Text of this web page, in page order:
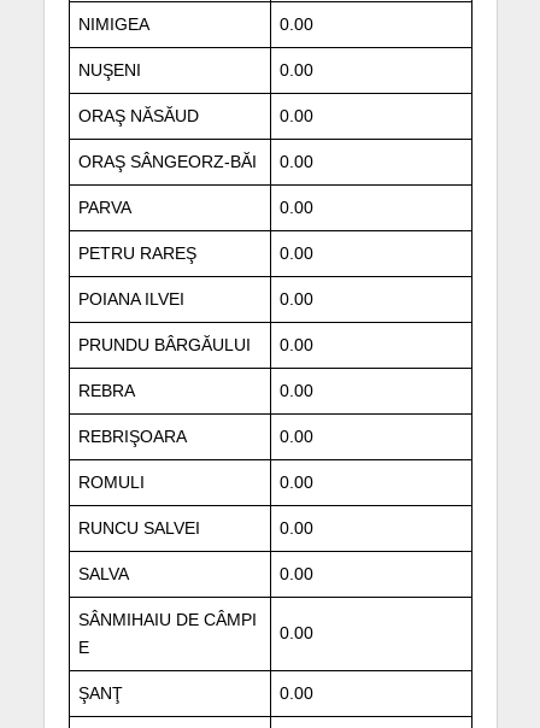
NIMIGEA 0.00
NUŞENI 0.00
ORAŞ NĂSĂUD 0.00
ORAŞ SÂNGEORZ-BĂI 0.00
PARVA 0.00
PETRU RAREŞ 0.00
POIANA ILVEI 0.00
PRUNDU BÂRGĂULUI 0.00
REBRA 0.00
REBRIŞOARA 0.00
ROMULI 0.00
RUNCU SALVEI 0.00
SALVA 0.00
SÂNMIHAIU DE CÂMPI
E
0.00
ŞANŢ 0.00